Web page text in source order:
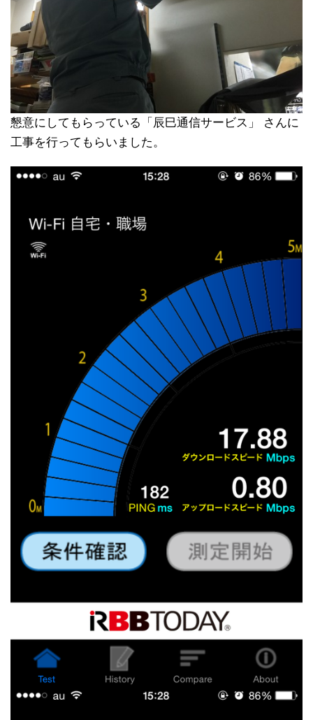
懇意にしてもらっている「辰巳通信サービス」 さんに
工事を行ってもらいました。